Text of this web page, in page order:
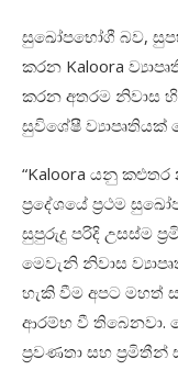
සුඛෝපභෝගී බව,
කරන Kaloora
කරන අතරම නිවාස
සුවිශේෂී ව්‍යාපෘතියක්
“Kaloora යනු
ප්‍රදේශයේ ප්‍රථම
සුපුරුදු පරිදි උසස්ම
මෙවැනි නිවාස
හැකි වීම අපට මහත්
ආරම්භ වී තිබෙනවා.
ප්‍රවණතා සහ